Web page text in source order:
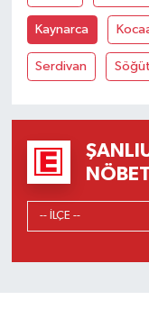
Kaynarca
Serdivan